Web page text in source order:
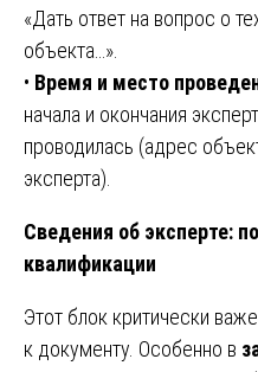
«Дать ответ на вопрос о
объекта…».
• Время и место
начала и окончания
проводилась (адрес
эксперта).
Сведения об эксперте:
квалификации
Этот блок критически
к документу. Особенно в